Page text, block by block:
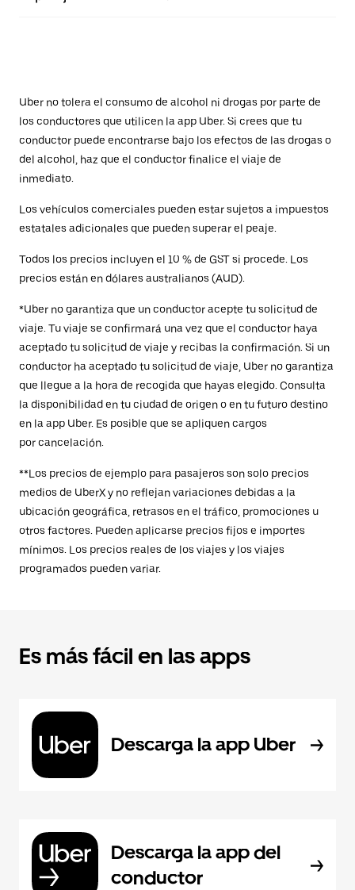
Uber no tolera el consumo de alcohol ni drogas por parte de
los conductores que utilicen la app Uber. Si crees que tu
conductor puede encontrarse bajo los efectos de las drogas o
del alcohol, haz que el conductor finalice el viaje de
inmediato.
Los vehículos comerciales pueden estar sujetos a impuestos
estatales adicionales que pueden superar el peaje.
Todos los precios incluyen el 10 % de GST si procede. Los
precios están en dólares australianos (AUD).
*Uber no garantiza que un conductor acepte tu solicitud de
viaje. Tu viaje se confirmará una vez que el conductor haya
aceptado tu solicitud de viaje y recibas la confirmación. Si un
conductor ha aceptado tu solicitud de viaje, Uber no garantiza
que llegue a la hora de recogida que hayas elegido. Consulta
la disponibilidad en tu ciudad de origen o en tu futuro destino
en la app Uber. Es posible que se apliquen cargos
por cancelación.
**Los precios de ejemplo para pasajeros son solo precios
medios de UberX y no reflejan variaciones debidas a la
ubicación geográfica, retrasos en el tráfico, promociones u
otros factores. Pueden aplicarse precios fijos e importes
mínimos. Los precios reales de los viajes y los viajes
programados pueden variar.
Es más fácil en las apps
Descarga la app Uber
Descarga la app del
conductor